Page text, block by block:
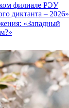
филиале РЭУ
диктанта – 2026»
«Западный